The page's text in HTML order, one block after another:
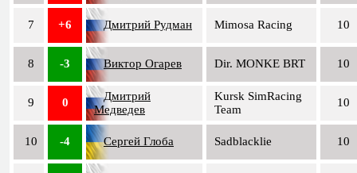
7 +6 Дмитрий Рудман Mimosa Racing 10
8 -3 Виктор Огарев Dir. MONKE BRT 10
9 0
Дмитрий
Медведев
Kursk SimRacing
Team
10
10 -4 Сергей Глоба Sadblacklie 10